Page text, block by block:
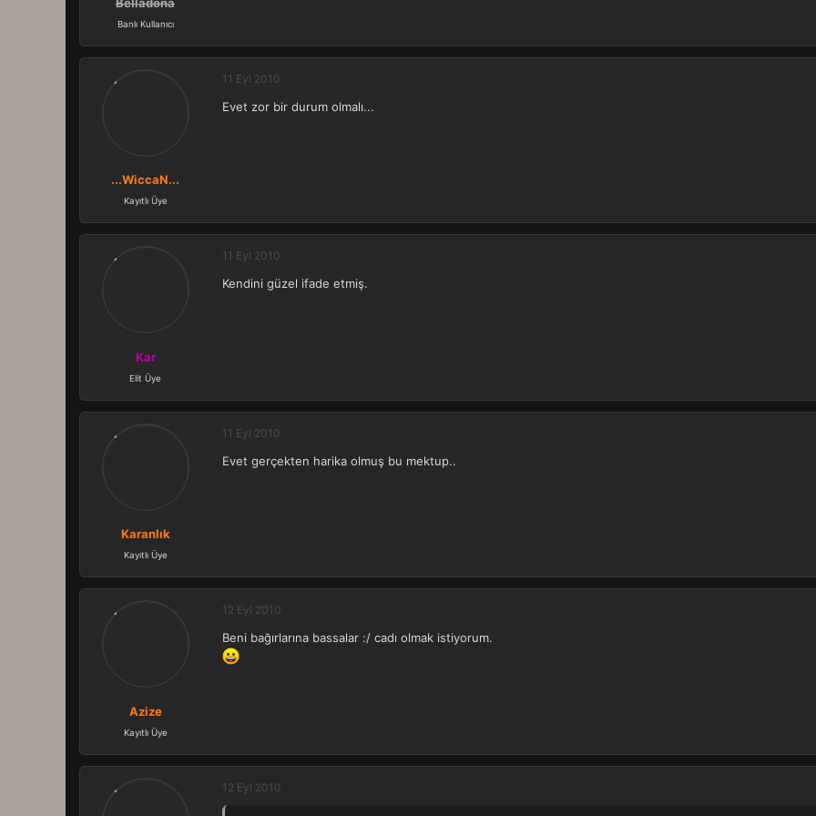
Banlı Kullanıcı
...WiccaN...
Kayıtlı Üye
11 Eyl 2010
Evet zor bir durum olmalı...
Kar
Elit Üye
11 Eyl 2010
Kendini güzel ifade etmiş.
Karanlık
Kayıtlı Üye
11 Eyl 2010
Evet gerçekten harika olmuş bu mektup..
Azize
Kayıtlı Üye
12 Eyl 2010
Beni bağırlarına bassalar :/ cadı olmak istiyorum.
12 Eyl 2010